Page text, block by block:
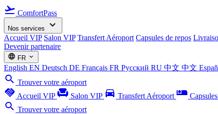
flight_takeoff ComfortPass
Nos services expand_more
Accueil VIP Salon VIP Transfert Aéroport Capsules de repos
Devenir partenaire
language FR expand_more
English EN Deutsch DE Français FR Русский RU 中文 中文
search Trouver votre aéroport
handshake Accueil VIP chair Salon VIP directions_car Transfert Aéroport airline_seat_individual_suite
search Trouver votre aéroport